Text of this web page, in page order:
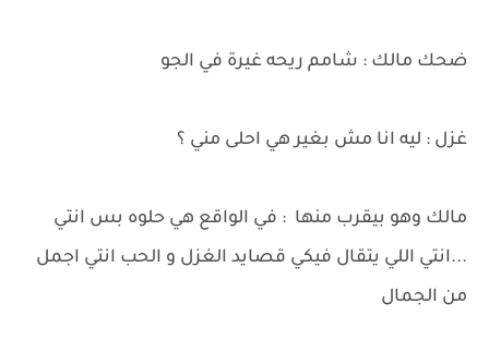
ضحك مالك : شامم ريحه غيرة في الجو
غزل : ليه انا مش بغير هي احلى مني ؟
مالك وهو بيقرب منها : في الواقع هي حلوه بس انتي
...انتي اللي يتقال فيكي قصايد الغزل و الحب انتي اجمل
من الجمال